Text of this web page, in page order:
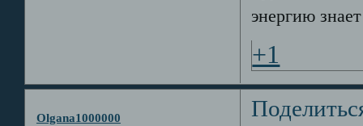
энергию
+1
Olgana1000000